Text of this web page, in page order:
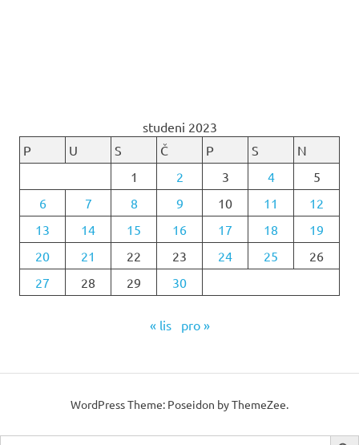
studeni 2023
P
U S Č P S
N
1
2 3 4
5
6
7 8 9 10 11
12
13
14 15 16 17 18
19
20
21 22 23 24 25
26
27
28 29 30
« lis pro »
WordPress Theme: Poseidon by ThemeZee.
Search SEARCH